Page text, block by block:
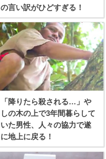
の言い訳がひどすぎる！
「降りたら殺される…」や
しの木の上で3年間暮らして
いた男性、人々の協力で遂
に地上に戻る！